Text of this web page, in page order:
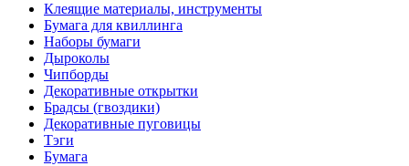
Клеящие материалы, инструменты
Бумага для квиллинга
Наборы бумаги
Дыроколы
Чипборды
Декоративные открытки
Брадсы (гвоздики)
Декоративные пуговицы
Тэги
Бумага